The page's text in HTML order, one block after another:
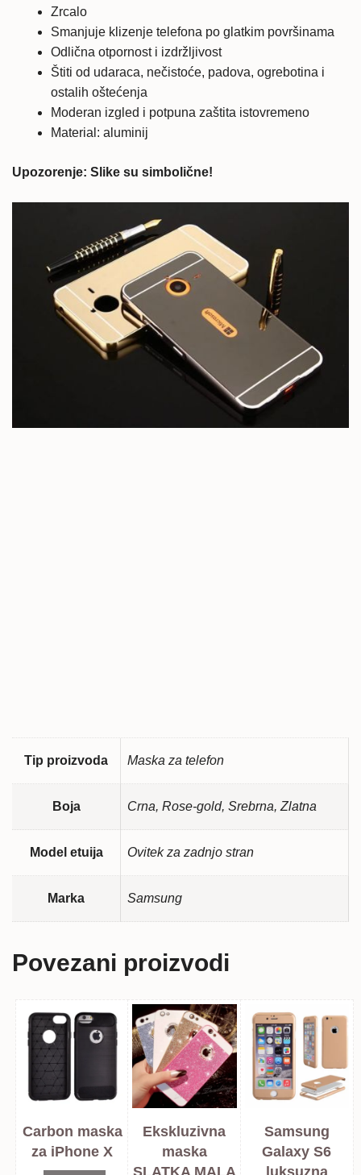
Zrcalo
Smanjuje klizenje telefona po glatkim površinama
Odlična otpornost i izdržljivost
Štiti od udaraca, nečistoće, padova, ogrebotina i
ostalih oštećenja
Moderan izgled i potpuna zaštita istovremeno
Material: aluminij
Upozorenje: Slike su simbolične!
Tip proizvoda Maska za telefon
Boja Crna, Rose-gold, Srebrna, Zlatna
Model etuija Ovitek za zadnjo stran
Marka Samsung
Povezani proizvodi
Carbon maska
za iPhone X
Ekskluzivna
maska
Samsung
Galaxy S6